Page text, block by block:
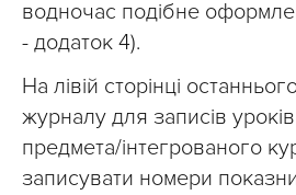
водночас подібне
- додаток 4).
На лівій сторінці
журналу для записів
предмета/інтегрованого
записувати номери